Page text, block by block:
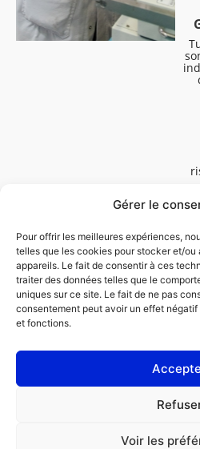
Gérer le
Pour offrir les meilleures expériences,
telles que les cookies pour stocker et/
appareils. Le fait de consentir à ces
traiter des données telles que le
uniques sur ce site. Le fait de ne pas
consentement peut avoir un effet
et fonctions.
Voir les